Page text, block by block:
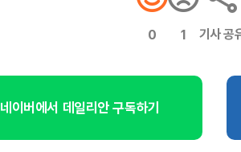
0 1 기사 공
네이버에서 데일리안 구독하기